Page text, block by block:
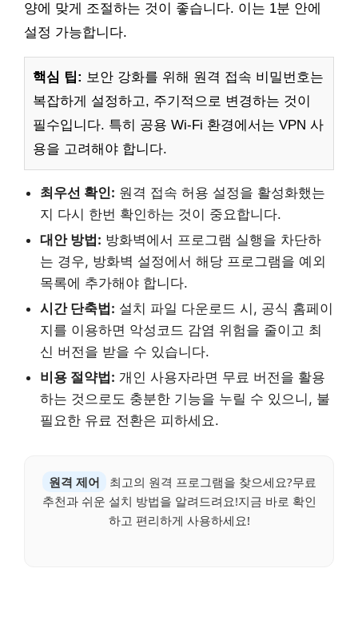
양에 맞게 조절하는 것이 좋습니다. 이는 1분 안에
설정 가능합니다.
핵심 팁: 보안 강화를 위해 원격 접속 비밀번호는
복잡하게 설정하고, 주기적으로 변경하는 것이
필수입니다. 특히 공용 Wi-Fi 환경에서는 VPN 사
용을 고려해야 합니다.
최우선 확인: 원격 접속 허용 설정을 활성화했는
지 다시 한번 확인하는 것이 중요합니다.
대안 방법: 방화벽에서 프로그램 실행을 차단하
는 경우, 방화벽 설정에서 해당 프로그램을 예외
목록에 추가해야 합니다.
시간 단축법: 설치 파일 다운로드 시, 공식 홈페이
지를 이용하면 악성코드 감염 위험을 줄이고 최
신 버전을 받을 수 있습니다.
비용 절약법: 개인 사용자라면 무료 버전을 활용
하는 것으로도 충분한 기능을 누릴 수 있으니, 불
필요한 유료 전환은 피하세요.
원격 제어
최고의 원격 프로그램을 찾으세요?무료
추천과 쉬운 설치 방법을 알려드려요!지금 바로 확인
하고 편리하게 사용하세요!